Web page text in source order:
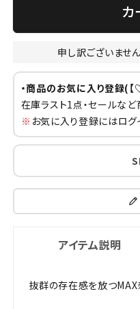
カ
申し訳ございませ
・商品のお気に入り登録(
在庫ラスト1点・セールなど
※ お気に入り登録にはログ
アイテム説明
抜群の存在感を放つ